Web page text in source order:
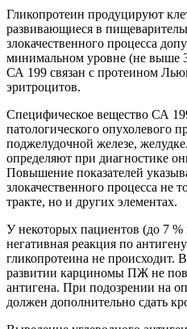
Гликопротеин продуцируют
развивающиеся в
злокачественного процесса
минимальном уровне (не выше
СА 199 связан с протеином
эритроцитов.
Специфическое вещество СА
патологического опухолевого
поджелудочной железе,
определяют при диагностике
Повышение показателей
злокачественного процесса не
тракте, но и других элементах.
У некоторых пациентов (до 7 %
негативная реакция по
гликопротеина не происходит.
развитии карциномы ПЖ не
антигена. При подозрении на
должен дополнительно сдать